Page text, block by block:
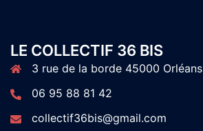
LE COLLECTIF 36 BIS
3 rue de la borde 45000 Orléans
06 95 88 81 42
collectif36bis@gmail.com